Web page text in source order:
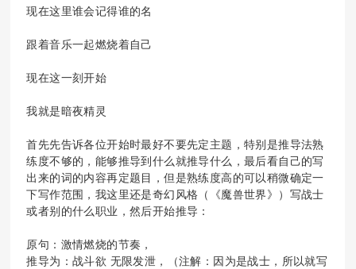
现在这里谁会记得谁的名
跟着音乐一起燃烧着自己
现在这一刻开始
我就是暗夜精灵
首先先告诉各位开始时最好不要先定主题，特别是推导法熟
练度不够的，能够推导到什么就推导什么，最后看自己的写
出来的词的内容再定题目，但是熟练度高的可以稍微确定一
下写作范围，我这里还是奇幻风格（《魔兽世界》）写战士
或者别的什么职业，然后开始推导：
原句：激情燃烧的节奏，
推导为：战斗欲 无限发泄，（注解：因为是战士，所以就写